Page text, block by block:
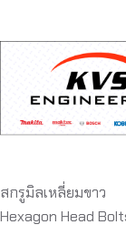
สกรูมิลเหลี่ยมขาว
Hexagon Head